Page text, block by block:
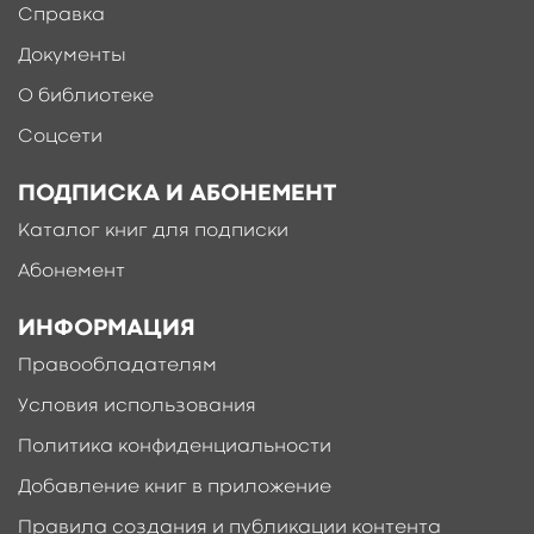
Справка
Документы
О библиотеке
Соцсети
ПОДПИСКА И АБОНЕМЕНТ
Каталог книг для подписки
Абонемент
ИНФОРМАЦИЯ
Правообладателям
Условия использования
Политика конфиденциальности
Добавление книг в приложение
Правила создания и публикации контента